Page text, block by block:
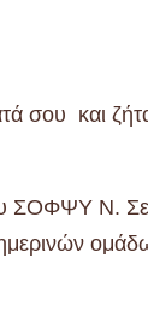
σου και
Ν.